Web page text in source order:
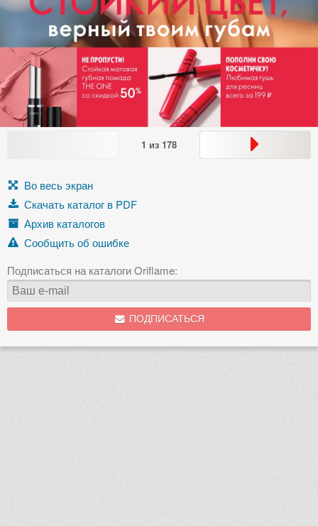
1 из 178
Во весь экран
Скачать каталог в PDF
Архив каталогов
Сообщить об ошибке
Подписаться на каталоги Oriflame:
ПОДПИСАТЬСЯ